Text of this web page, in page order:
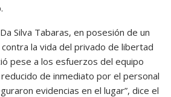
Silva Tabaras, en posesión de un
la vida del privado de libertad
pese a los esfuerzos del equipo
de inmediato por el personal
evidencias en el lugar”, dice el